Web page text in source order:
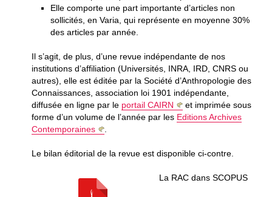
Elle comporte une part importante d’articles non
sollicités, en Varia, qui représente en moyenne 30%
des articles par année.
Il s’agit, de plus, d’une revue indépendante de nos
institutions d’affiliation (Universités, INRA, IRD, CNRS ou
autres), elle est éditée par la Société d’Anthropologie des
Connaissances, association loi 1901 indépendante,
diffusée en ligne par le portail CAIRN
et imprimée sous
forme d’un volume de l’année par les Editions Archives
Contemporaines
Le bilan éditorial de la revue est disponible ci-contre.
La RAC dans SCOPUS